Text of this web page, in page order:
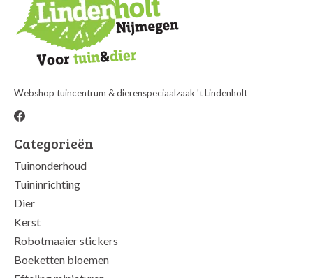
Webshop tuincentrum & dierenspeciaalzaak 't Lindenholt
Categorieën
Tuinonderhoud
Tuininrichting
Dier
Kerst
Robotmaaier stickers
Boeketten bloemen